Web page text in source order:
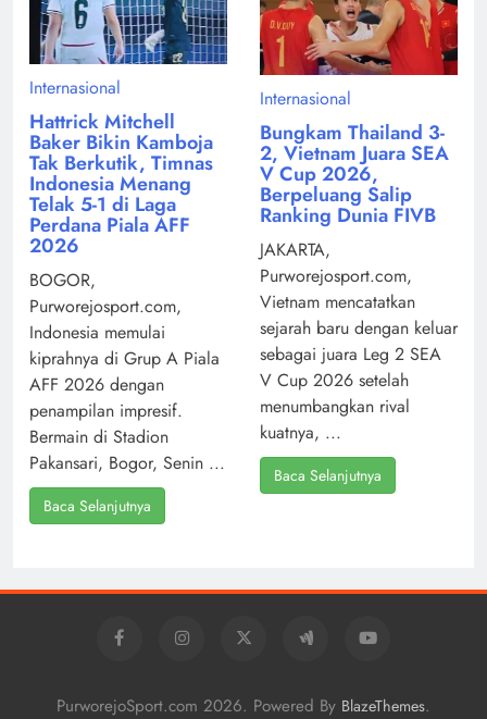
Internasional
Hattrick Mitchell
Baker Bikin Kamboja
Tak Berkutik, Timnas
Indonesia Menang
Telak 5-1 di Laga
Perdana Piala AFF
2026
BOGOR,
Purworejosport.com,
Indonesia memulai
kiprahnya di Grup A Piala
AFF 2026 dengan
penampilan impresif.
Bermain di Stadion
Pakansari, Bogor, Senin ...
Baca Selanjutnya
Internasional
Bungkam Thailand 3-
2, Vietnam Juara SEA
V Cup 2026,
Berpeluang Salip
Ranking Dunia FIVB
JAKARTA,
Purworejosport.com,
Vietnam mencatatkan
sejarah baru dengan keluar
sebagai juara Leg 2 SEA
V Cup 2026 setelah
menumbangkan rival
kuatnya, ...
Baca Selanjutnya
PurworejoSport.com 2026. Powered By BlazeThemes.